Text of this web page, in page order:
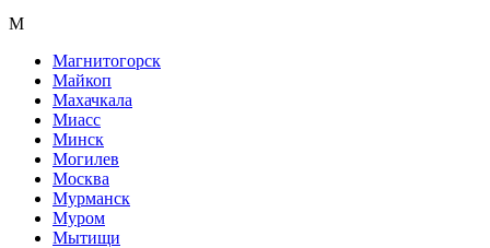
М
Магнитогорск
Майкоп
Махачкала
Миасс
Минск
Могилев
Москва
Мурманск
Муром
Мытищи